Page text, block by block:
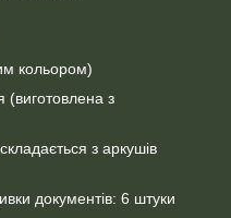
кольором)
(виготовлена з
з аркушів
документів: 6 штуки